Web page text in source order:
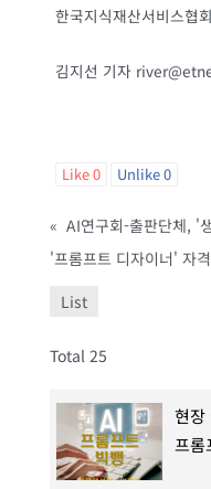
한국지식재산서비스협
김지선 기자
Like0 Unlike0
« AI연구회-출판단체, '
'프롬프트 디자이너' 자
List
Total 25
현장
프롬